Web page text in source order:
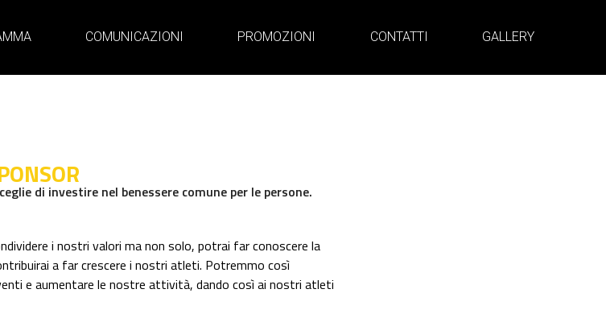
COMUNICAZIONI PROMOZIONI CONTATTI GALLERY
di investire nel benessere comune per le persone.
i nostri valori ma non solo, potrai far conoscere la
a far crescere i nostri atleti. Potremmo così
e aumentare le nostre attività, dando così ai nostri atleti